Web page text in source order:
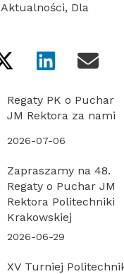
Aktualności, Dla
Regaty PK o Puchar
JM Rektora za nami
2026-07-06
Zapraszamy na 48.
Regaty o Puchar JM
Rektora Politechniki
Krakowskiej
2026-06-29
XV Turniej